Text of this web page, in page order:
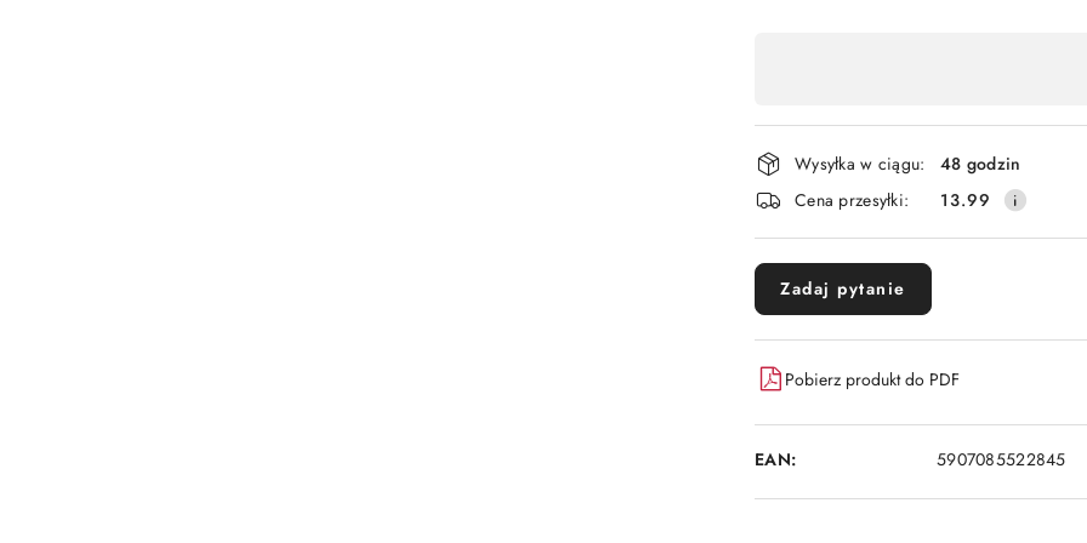
płatność
i
dostawa
Wysyłka w ciągu:
48 godzin
Cena przesyłki:
13.99
Zadaj pytanie
Pobierz produkt do PDF
EAN: 5907085522845